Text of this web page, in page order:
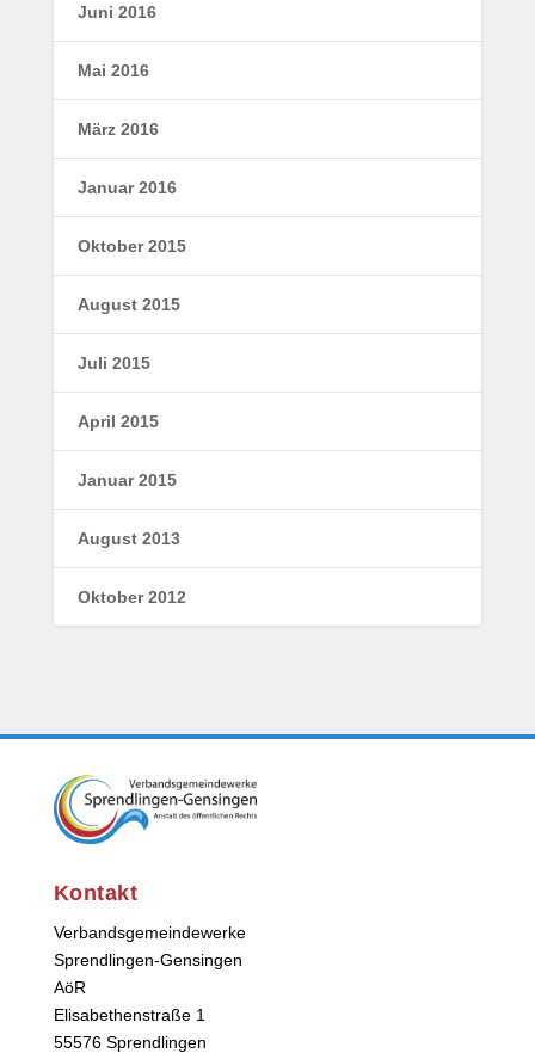
Juni 2016
Mai 2016
März 2016
Januar 2016
Oktober 2015
August 2015
Juli 2015
April 2015
Januar 2015
August 2013
Oktober 2012
Kontakt
Verbandsgemeindewerke
Sprendlingen-Gensingen
AöR
Elisabethenstraße 1
55576 Sprendlingen